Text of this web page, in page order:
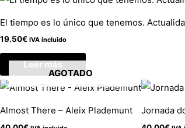
El tiempo es lo único que tenemos.
19.50€ IVA incluido
Leer más
AGOTADO
Almost There – Aleix Plademunt Jornada